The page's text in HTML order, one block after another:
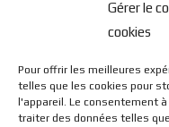
Gérer le
cookies
Pour offrir les meilleures
telles que les cookies pour
l'appareil. Le consentement
traiter des données telles
© BL Optique - 22 Rue